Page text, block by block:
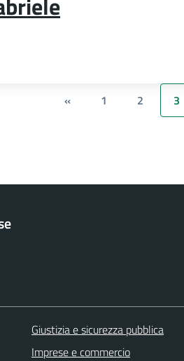
« 1 2 3
Giustizia e sicurezza pubblica
Imprese e commercio